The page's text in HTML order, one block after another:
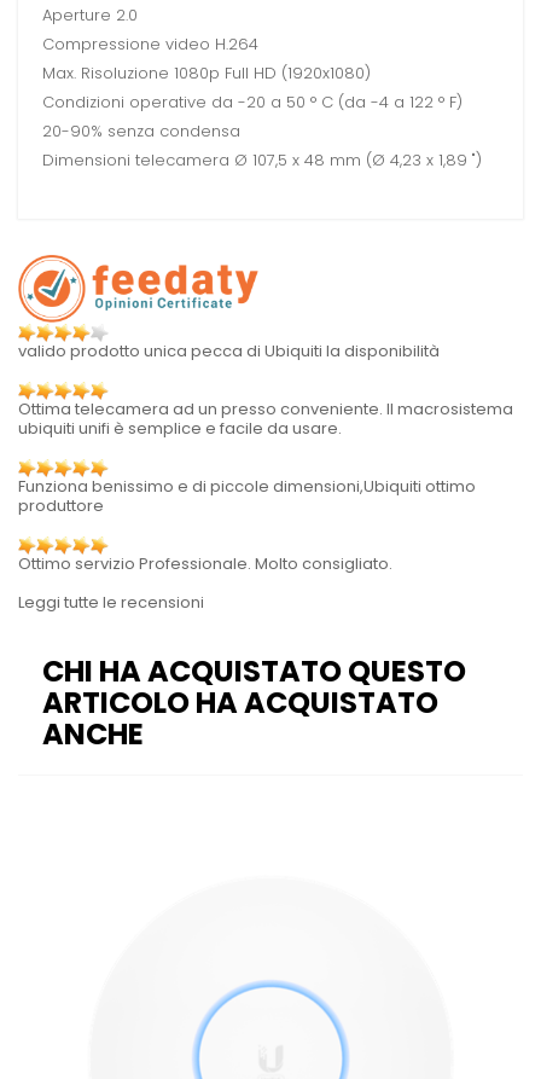
Aperture 2.0
Compressione video H.264
Max. Risoluzione 1080p Full HD (1920x1080)
Condizioni operative da -20 a 50 ° C (da -4 a 122 ° F)
20-90% senza condensa
Dimensioni telecamera Ø 107,5 x 48 mm (Ø 4,23 x 1,89 ")
valido prodotto unica pecca di Ubiquiti la disponibilità
Ottima telecamera ad un presso conveniente. Il macrosistema
ubiquiti unifi è semplice e facile da usare.
Funziona benissimo e di piccole dimensioni,Ubiquiti ottimo
produttore
Ottimo servizio Professionale. Molto consigliato.
Leggi tutte le recensioni
CHI HA ACQUISTATO QUESTO
ARTICOLO HA ACQUISTATO
ANCHE